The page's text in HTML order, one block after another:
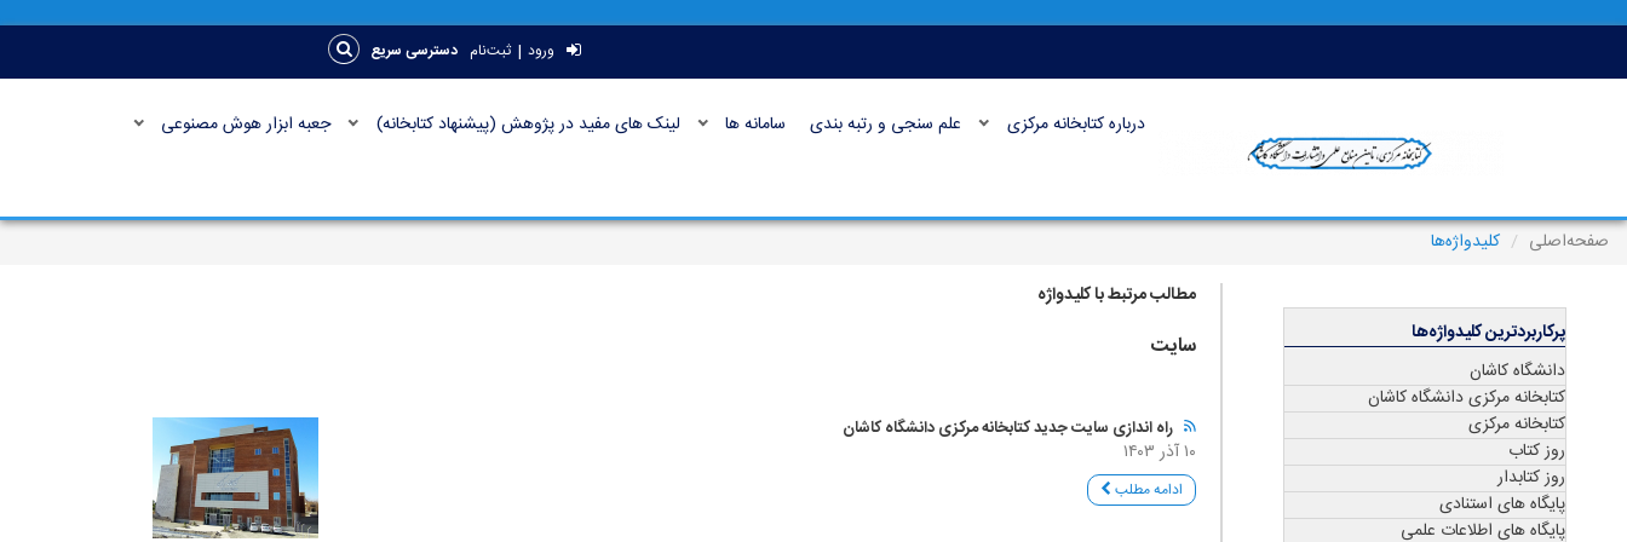
ورود | ثبت‌نام دسترسی سریع
درباره کتابخانه مرکزی علم سنجی و رتبه بندی سامانه ها لینک های مفید در پژوهش (پیشنهاد کتابخانه) جعبه ابزار هوش مصنوعی
صفحه‌اصلی
کلیدواژه‌ها
مطالب مرتبط با کلیدواژه
سایت
راه اندازی سایت جدید کتابخانه مرکزی دانشگاه کاشان
۱۰ آذر ۱۴۰۳
ادامه مطلب
پرکاربردترین کلیدواژه‌ها
دانشگاه کاشان
کتابخانه مرکزی دانشگاه کاشان
کتابخانه مرکزی
روز کتاب
روز کتابدار
پایگاه های استنادی
پایگاه های اطلاعات علمی